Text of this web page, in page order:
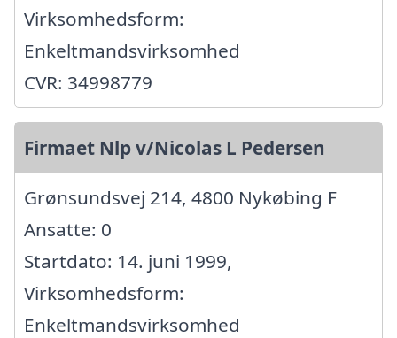
Virksomhedsform:
Enkeltmandsvirksomhed
CVR: 34998779
Firmaet Nlp v/Nicolas L Pedersen
Grønsundsvej 214, 4800 Nykøbing F
Ansatte: 0
Startdato: 14. juni 1999,
Virksomhedsform:
Enkeltmandsvirksomhed